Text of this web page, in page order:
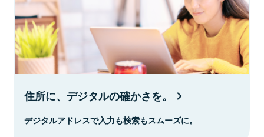
住所に、デジタルの確かさを。
デジタルアドレスで入力も検索もスムーズに。